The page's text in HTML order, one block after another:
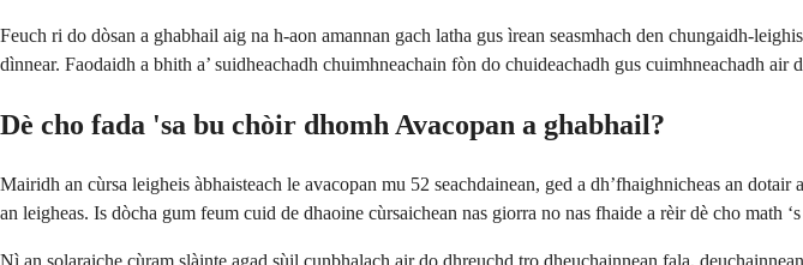
Feuch ri do dòsan a ghabhail aig na h-aon amannan gach latha gus ìrean seasmhach den chungaidh-
dìnnear. Faodaidh a bhith a’ suidheachadh chuimhneachain fòn do chuideachadh gus cuimhneachadh
Dè cho fada 'sa bu chòir dhomh Avacopan a ghabhail?
Mairidh an cùrsa leigheis àbhaisteach le avacopan mu 52 seachdainean, ged a dh’fhaighnicheas an
an leigheas. Is dòcha gum feum cuid de dhaoine cùrsaichean nas giorra no nas fhaide a rèir dè cho math